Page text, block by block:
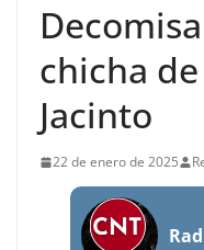
chicha
Jacinto
22 de enero de 2025